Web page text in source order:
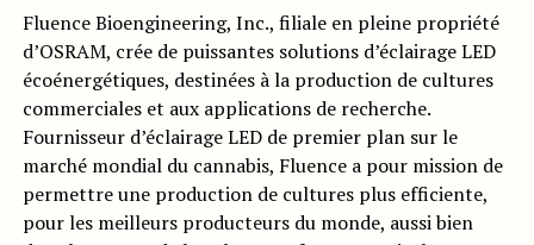
Fluence Bioengineering, Inc., filiale en pleine propriété
d’OSRAM, crée de puissantes solutions d’éclairage LED
écoénergétiques, destinées à la production de cultures
commerciales et aux applications de recherche.
Fournisseur d’éclairage LED de premier plan sur le
marché mondial du cannabis, Fluence a pour mission de
permettre une production de cultures plus efficiente,
pour les meilleurs producteurs du monde, aussi bien